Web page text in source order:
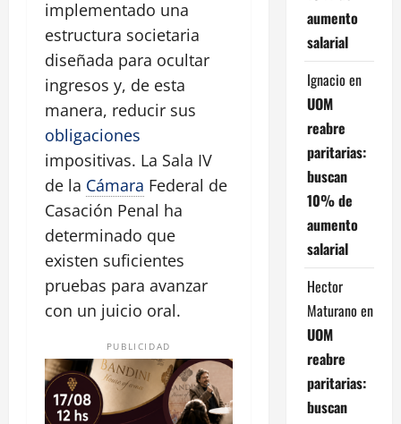
implementado una
estructura societaria
diseñada para ocultar
ingresos y, de esta
manera, reducir sus
obligaciones
impositivas. La Sala IV
de la Cámara Federal de
Casación Penal ha
determinado que
existen suficientes
pruebas para avanzar
con un juicio oral.
PUBLICIDAD
aumento
salarial
Ignacio en
UOM
reabre
paritarias:
buscan
10% de
aumento
salarial
Hector
Maturano en
UOM
reabre
paritarias:
buscan